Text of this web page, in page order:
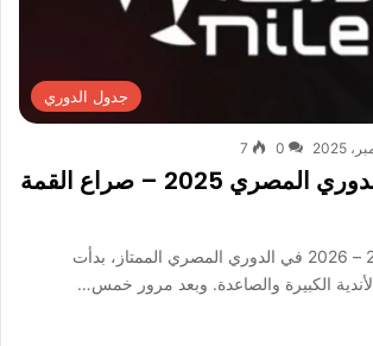
جدول الدوري
0
7
جدول ترتيب الدوري المصري 2025 – صراع القمة
مع بداية موسم 2025 – 2026 في الدوري المصري الممتاز، بدأت
الكبيرة والصاعدة. وبعد مرور خمس…